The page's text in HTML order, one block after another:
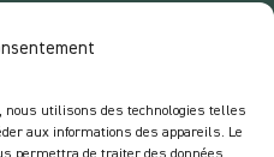
utilisons des technologies telles
aux informations des appareils. Le